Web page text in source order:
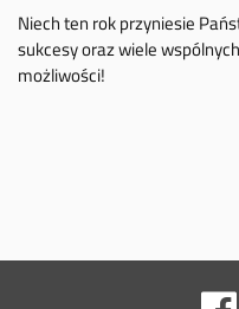
Niech ten rok przyniesie
sukcesy oraz wiele
możliwości!